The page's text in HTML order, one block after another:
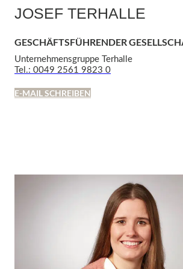
JOSEF TERHALLE
GESCHÄFTSFÜHRENDER
Unternehmensgruppe Terhalle
Tel.: 0049 2561 9823 0
E-MAIL SCHREIBEN